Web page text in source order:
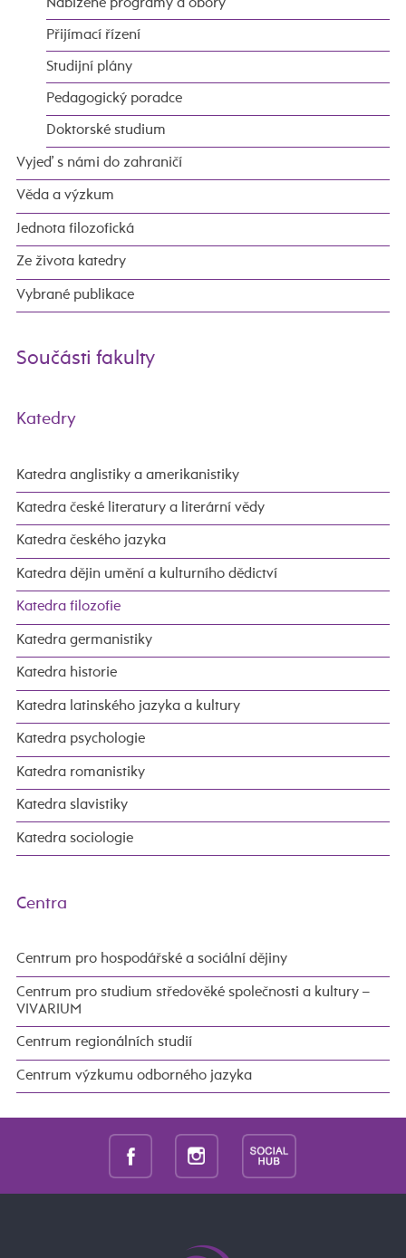
Nabízené programy a obory
Přijímací řízení
Studijní plány
Pedagogický poradce
Doktorské studium
Vyjeď s námi do zahraničí
Věda a výzkum
Jednota filozofická
Ze života katedry
Vybrané publikace
Součásti fakulty
Katedry
Katedra anglistiky a amerikanistiky
Katedra české literatury a literární vědy
Katedra českého jazyka
Katedra dějin umění a kulturního dědictví
Katedra filozofie
Katedra germanistiky
Katedra historie
Katedra latinského jazyka a kultury
Katedra psychologie
Katedra romanistiky
Katedra slavistiky
Katedra sociologie
Centra
Centrum pro hospodářské a sociální dějiny
Centrum pro studium středověké společnosti a kultury –
VIVARIUM
Centrum regionálních studií
Centrum výzkumu odborného jazyka